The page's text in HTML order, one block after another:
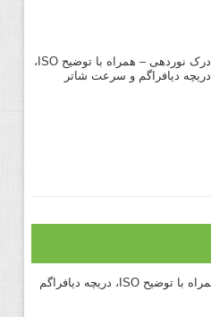
درک نوردهی – همراه با توضیح ISO،
دریچه دیافراگم و سرعت شاتر
درک نوردهی – همراه با توضیح ISO، دریچه دیافراگم